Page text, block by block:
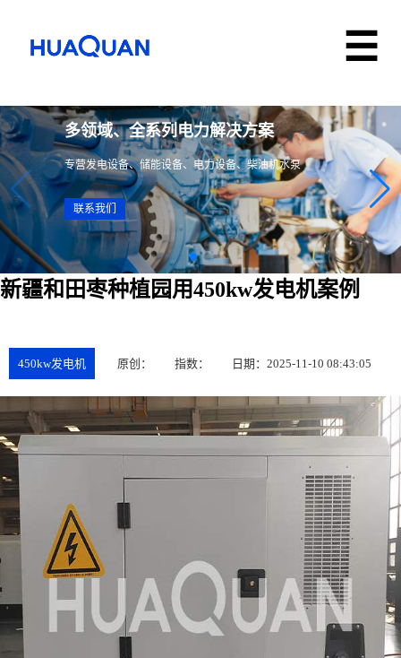
多领域、全系列电力解决方案
专营发电设备、储能设备、电力设备、柴油机水泵
联系我们
‌新疆和田枣种植园用450kw发电机案例
450kw发电机 原创： 指数： 日期：2025-11-10 08:43:05